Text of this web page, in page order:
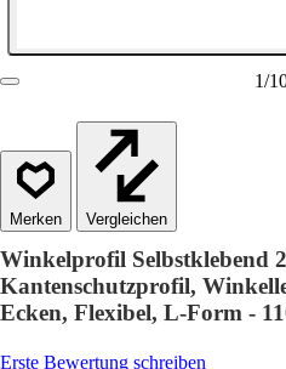
1/
Vergleichen
Winkelprofil Selbstklebend
Kantenschutzprofil,
Ecken, Flexibel, L-Form -
Erste Bewertung schreiben